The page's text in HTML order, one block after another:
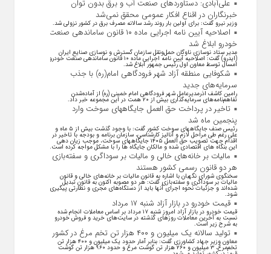
علی‌آبادی: دستاورد‌های صنعت آب و برق بدون توان
خبرنگاران در اقناع افکار عمومی محقق نمی‌شد
وزیر نیرو گفت: برای اولین بار روند رشد سالانه مصرف برق در کشور نزولی شد.
اصلاحیه آیین نامه اجرایی ماده ۱۰ قانون ساماندهی صنعت
خودرو ابلاغ شد
مدیر ستاد نوسازی ناوگان حمل‌ونقل سازمان گسترش و نوسازی صنایع ایران
(ایدرو) گفت: اصلاحیه آیین نامه اجرایی ماده ۱۰ قانون ساماندهی صنعت خودرو
امسال توسط معاون اول رئیس جمهور ابلاغ شد.
شکوفایی منطقه آزاد شهر فرودگاهی امام(ره) با جذب
سرمایه‌های جدید
رامین کاشف اذرمدیرعامل شهر فرودگاهی امام خمینی (ره) از آماده‌شدن
تفاهم‌نامه‌های سرمایه‌گذاری بیش از ۲۰ همت در این مجموعه خبر داد.
تاخیر در پرداخت حق العمل جایگاههای سوخت وارد
پنجمین ماه شد
رئیس صنف جایگاههای سوخت کشور گفت: با وجود گذشت بیش از ۵ ماه و
علی رغم طی مراحل لازم و آنالیز کارشناسی، سازمان برنامه و بودجه با تاخیر در
اقدام جهت تصویب حق العمل ۱۴۰۵ جایگاههای سوخت، موجب زیان دهی
این بنگاه های اقتصادی شده و مالکان جایگاه ها را با مشکل مواجه کرده است.
مالیات بر خانه‌های خالی و مالیات بر سوداگری و سفته‌بازی
هر دو قانون رسمی کشور هستند
سخنگوی شورای نگهبان با اشاره به قانون مالیات بر خانه‌های خالی و قانون
مالیات بر سوداگری و سفته‌بازی گفت: هر دو مصوبه اکنون به قانون تبدیل
شده‌اند و جزئیات نحوه اجرای آنها باید از دستگاه‌های مجری و نظارتی پیگیری
شود.
قیمت خودرو در بازار آزاد شنبه ۱۷ مرداد
قیمت خودرو در بازار آزاد امروز شنبه ۱۷ مرداد بر اساس معاملات انجام شده
نسبت به آخرین معاملات روز‌های گذشته در سایت‌های خرید و فروش خودرو
به شرح زیر است.
تولید سالانه یک میلیون و ۴۰۰ هزار تن تخم مرغ در کشور
معاون وزیر جهاد کشاورزی گفت: بنابر آمار حدود یک میلیون و ۴۰۰ هزار تن
تخم‌مرغ، ۳ میلیون و ۲۶۰ هزار تن گوشت مرغ و حدود ۹۶۰ هزار تن گوشت